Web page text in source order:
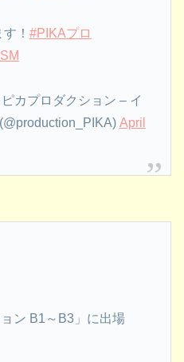
！ #PIKAプロ
カプロダクション – イ
April
ン B1～B3」に出場